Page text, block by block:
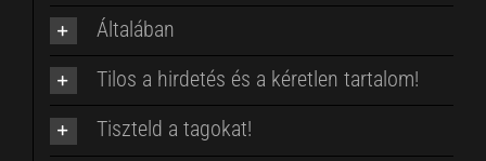
Általában
Tilos a hirdetés és a kéretlen tartalom!
Tiszteld a tagokat!